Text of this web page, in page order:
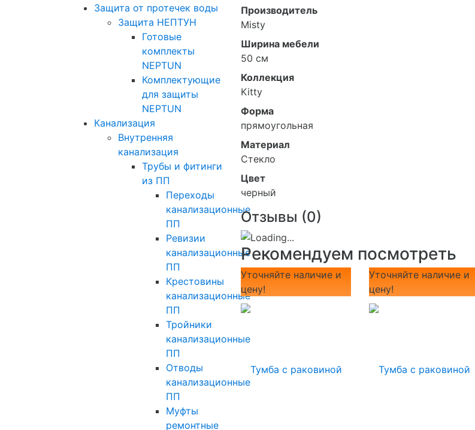
Защита от протечек воды
Защита НЕПТУН
Готовые
комплекты
NEPTUN
Комплектующие
для защиты
NEPTUN
Канализация
Внутренняя
канализация
Трубы и фитинги
из ПП
Переходы
канализационные
ПП
Ревизии
канализационные
ПП
Крестовины
канализационные
ПП
Тройники
канализационные
ПП
Отводы
канализационные
ПП
Муфты
ремонтные
Производитель
Misty
Ширина мебели
50 см
Коллекция
Kitty
Форма
прямоугольная
Материал
Стекло
Цвет
черный
Отзывы (0)
Рекомендуем посмотреть
Уточняйте наличие и
цену!
Уточняйте наличие и
цену!